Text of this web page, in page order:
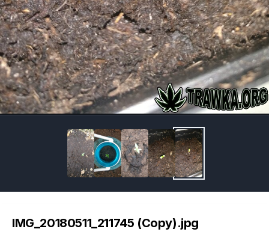
Image Tools
IMG_20180511_211745 (Copy).jpg